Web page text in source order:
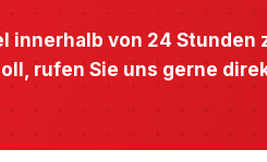
innerhalb von 24 Stunden
rufen Sie uns gerne